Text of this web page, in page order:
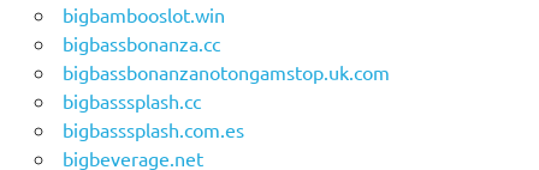
bigbambooslot.win
bigbassbonanza.cc
bigbassbonanzanotongamstop.uk.com
bigbasssplash.cc
bigbasssplash.com.es
bigbeverage.net